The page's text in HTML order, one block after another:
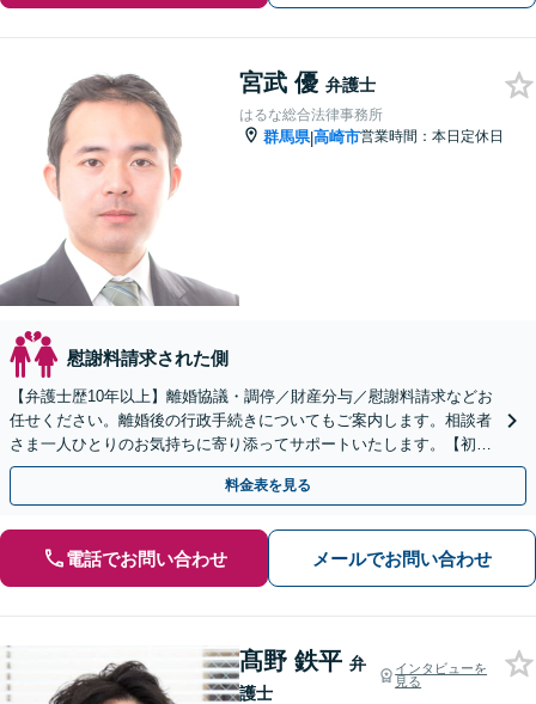
宮武 優 弁護士
はるな総合法律事務所
群馬県|高崎市営業時間：本日定休日
慰謝料請求された側
【弁護士歴10年以上】離婚協議・調停／財産分与／慰謝料請求などお
任せください。離婚後の行政手続きについてもご案内します。相談者
さま一人ひとりのお気持ちに寄り添ってサポートいたします。【初回
相談無料】【電話相談可】
料金表を見る
電話でお問い合わせ メールでお問い合わせ
髙野 鉄平 弁
護士
インタビューを
見る